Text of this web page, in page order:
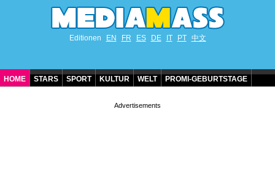
Editionen EN FR ES DE IT PT 中文
HOME STARS SPORT KULTUR WELT PROMI-GEBURTSTAGE